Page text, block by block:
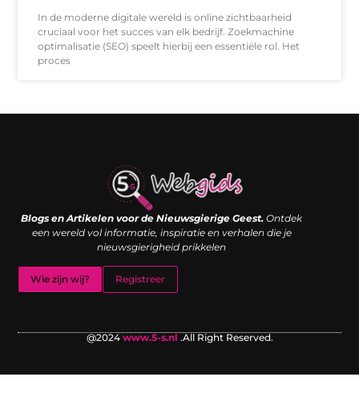
In de moderne digitale wereld is online zichtbaarheid
cruciaal voor het succes van elk bedrijf. Zoekmachine
optimalisatie (SEO) speelt hierbij een essentiële rol. Het
proces
Blogs en Artikelen voor de Nieuwsgierige Geest. Ontdek
een wereld vol informatie, inspiratie en verhalen die je
nieuwsgierigheid prikkelen
Wie zijn wij? Registreer
@2024www.5-s.nl .All Right Reserved.